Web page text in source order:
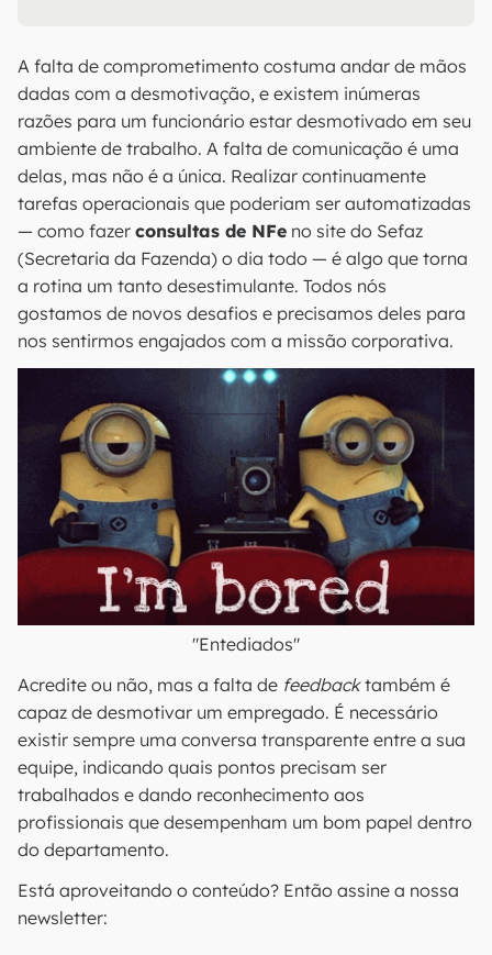
A falta de comprometimento costuma andar de mãos
dadas com a desmotivação, e existem inúmeras
razões para um funcionário estar desmotivado em seu
ambiente de trabalho. A falta de comunicação é uma
delas, mas não é a única. Realizar continuamente
tarefas operacionais que poderiam ser automatizadas
— como fazer consultas de NFe no site do Sefaz
(Secretaria da Fazenda) o dia todo — é algo que torna
a rotina um tanto desestimulante. Todos nós
gostamos de novos desafios e precisamos deles para
nos sentirmos engajados com a missão corporativa.
"Entediados"
Acredite ou não, mas a falta de feedbacktambém é
capaz de desmotivar um empregado. É necessário
existir sempre uma conversa transparente entre a sua
equipe, indicando quais pontos precisam ser
trabalhados e dando reconhecimento aos
profissionais que desempenham um bom papel dentro
do departamento.
Está aproveitando o conteúdo? Então assine a nossa
newsletter: